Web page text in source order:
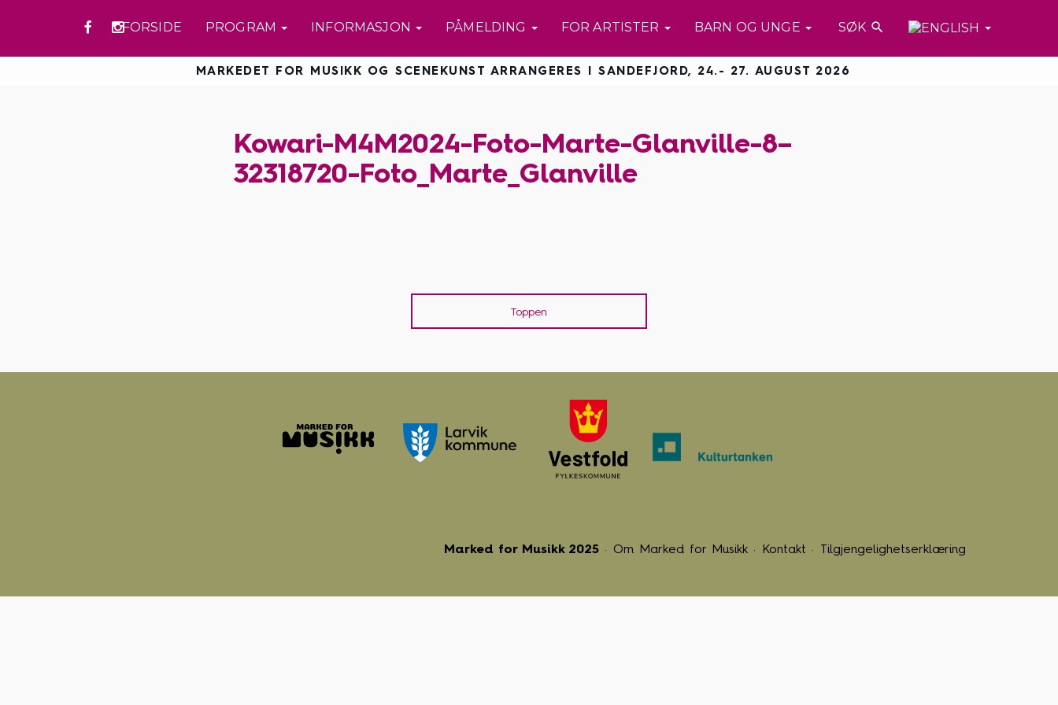
FORSIDE PROGRAM INFORMASJON PÅMELDING FOR ARTISTER BARN OG UNGE SØK 
MARKEDET FOR MUSIKK OG SCENEKUNST ARRANGERES I SANDEFJORD, 24.- 27. AUGUST 2026
Kowari-M4M2024-Foto-Marte-Glanville-8–
32318720-Foto_Marte_Glanville
Toppen
Marked for Musikk 2025 Om Marked for Musikk Kontakt Tilgjengelighetserklæring